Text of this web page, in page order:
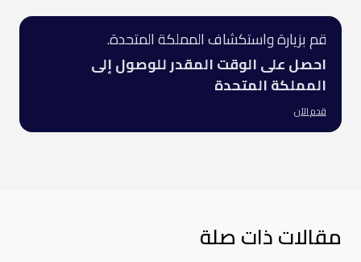
قم بزيارة واستكشاف المملكة المتحدة.
احصل على الوقت المقدر للوصول إلى
المملكة المتحدة
قدم الآن
مقالات ذات صلة